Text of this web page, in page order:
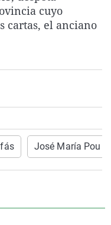
La rosa de los vientos
Gente viajera
Caso
Retornados
Operación Viuda
Extremadura
Galicia
Navarra
Virales
Televisión
cuyo
cartas, el anciano
José María Pou